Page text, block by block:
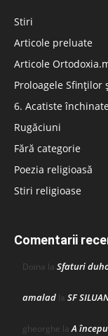
Stiri
Articole preluate
Articole
Proloagele Sfinților
6. Acatiste
Rugăciuni
Fără categorie
Poezia religioasă
Stiri religioase
Comentarii
Doina la Sfaturi
amalad la SF
gheorghe laA